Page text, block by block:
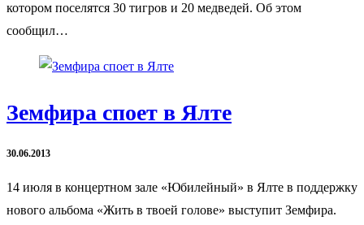
котором поселятся 30 тигров и 20 медведей. Об этом
сообщил…
Земфира споет в Ялте
30.06.2013
14 июля в концертном зале «Юбилейный» в Ялте в поддержку
нового альбома «Жить в твоей голове» выступит Земфира.